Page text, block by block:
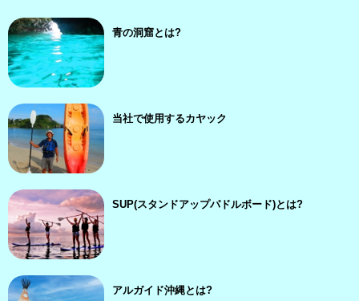
青の洞窟とは?
当社で使用するカヤック
SUP(スタンドアップパドルボード)とは?
アルガイド沖縄とは?